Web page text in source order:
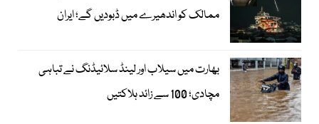
ممالک کو اندھیرے میں ڈبودیں گے؛ ایران
بھارت میں سیلاب اور لینڈ سلائیڈنگ نے تباہی
مچادی؛ 100 سے زائد ہلاکتیں